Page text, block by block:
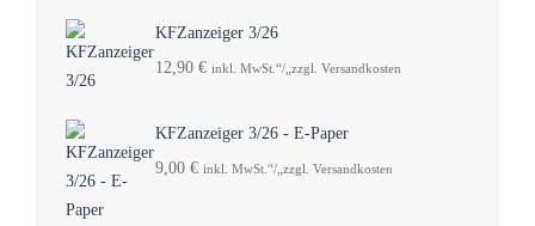
KFZanzeiger 3/26
12,90 € inkl. MwSt.“/„zzgl. Versandkosten
KFZanzeiger 3/26 - E-Paper
9,00 € inkl. MwSt.“/„zzgl. Versandkosten